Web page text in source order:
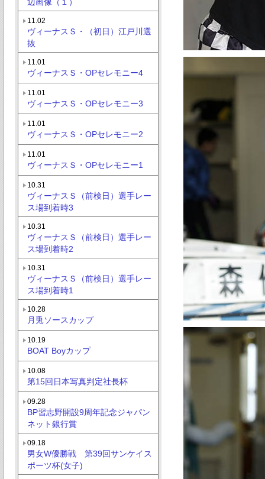
11.02
ヴィーナスＳ・（初日）江戸川選
抜
11.01
ヴィーナスＳ・OPセレモニー4
11.01
ヴィーナスＳ・OPセレモニー3
11.01
ヴィーナスＳ・OPセレモニー2
11.01
ヴィーナスＳ・OPセレモニー1
10.31
ヴィーナスＳ（前検日）選手レー
ス場到着時3
10.31
ヴィーナスＳ（前検日）選手レー
ス場到着時2
10.31
ヴィーナスＳ（前検日）選手レー
ス場到着時1
10.28
月兎ソースカップ
10.19
BOAT Boyカップ
10.08
第15回日本写真判定社長杯
09.28
BP習志野開設9周年記念ジャパン
ネット銀行賞
09.18
男女W優勝戦 第39回サンケイス
ポーツ杯(女子)